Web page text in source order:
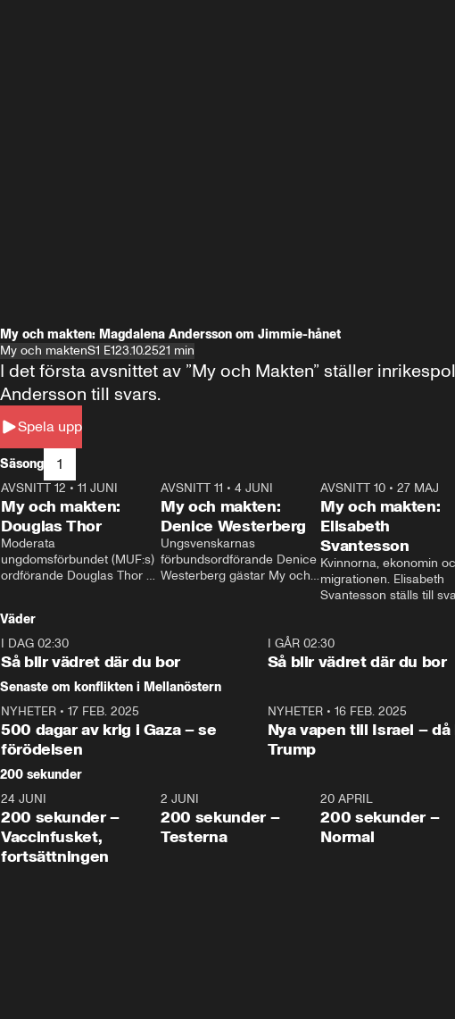
My och makten: Magdalena Andersson om Jimmie-hånet
My och maktenS1 E123.10.2521 min
Spela upp
I det första avsnittet av ”My och Makten” ställer
Andersson till svars.
Säsong 1
26:27
AVSNITT 12 • 11 JUNI
My och makten:
Douglas Thor
Moderata
ungdomsförbundet (MUF:s)
ordförande Douglas Thor
tonårsutvisningarna och hur
Moderaterna ska locka
väljare till valet i höst.
23:40
AVSNITT 11 •4 JUNI
My och makten:
Denice Westerberg
Ungsvenskarnas
förbundsordförande Denice
Westerberg gästar My och
AVSNITT 10 •27 MAJ
My och makten:
Elisabeth
Svantesson
Kvinnorna, ekonomin
migrationen. Elisabeth
Svantesson ställs till
Väder
I DAG 02:30
Så blir vädret där du bor
I GÅR 02:30
Så blir vädret där du bor
Senaste om konflikten i Mellanöstern
NYHETER • 17 FEB. 2025
500 dagar av krig i Gaza – se
förödelsen
NYHETER• 16 FEB. 2025
Nya vapen till Israel – då
Trump
200 sekunder
5:00
24 JUNI
200 sekunder –
Vaccinfusket,
fortsättningen
4:23
2 JUNI
200 sekunder –
Testerna
20 APRIL
200 sekunder –
Normal